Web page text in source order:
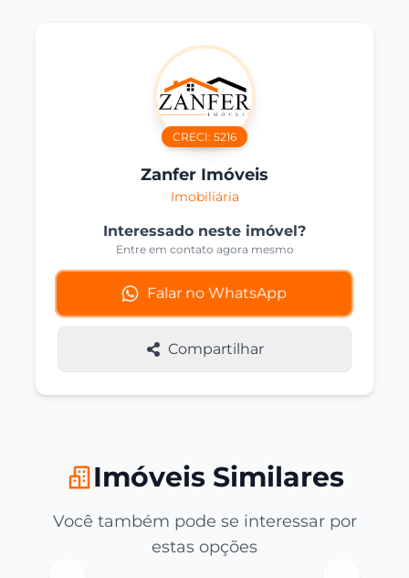
CRECI: 5216
Zanfer Imóveis
Imobiliária
Interessado neste imóvel?
Entre em contato agora mesmo
Falar no WhatsApp
Compartilhar
Imóveis Similares
Você também pode se interessar por
estas opções